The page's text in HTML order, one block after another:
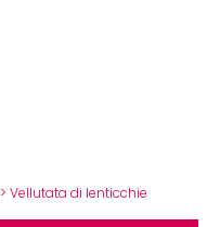
> Vellutata di lenticchie